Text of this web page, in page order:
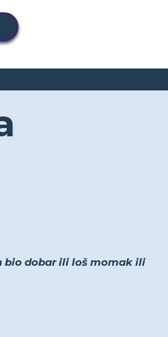
bio dobar ili loš momak ili